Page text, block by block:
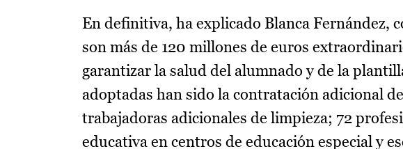
En definitiva, ha explicado Blanca Fernández,
son más de 120 millones de euros
garantizar la salud del alumnado y de la
adoptadas han sido la contratación adicional
trabajadoras adicionales de limpieza; 72
educativa en centros de educación especial y